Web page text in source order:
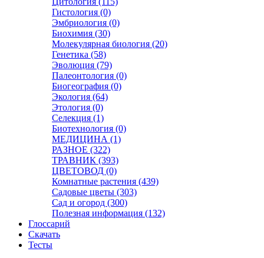
Гистология (0)
Эмбриология (0)
Биохимия (30)
Молекулярная биология (20)
Генетика (58)
Эволюция (79)
Палеонтология (0)
Биогеография (0)
Экология (64)
Этология (0)
Селекция (1)
Биотехнология (0)
МЕДИЦИНА (1)
РАЗНОЕ (322)
ТРАВНИК (393)
ЦВЕТОВОД (0)
Комнатные растения (439)
Садовые цветы (303)
Сад и огород (300)
Полезная информация (132)
Глоссарий
Скачать
Тесты